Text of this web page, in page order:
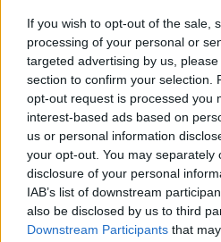
If you wish to opt-out of the sale,
processing of your personal or
targeted advertising by us,
section to confirm your selection.
opt-out request is processed you
interest-based ads based on
us or personal information
your opt-out. You may separately
disclosure of your personal
IAB’s list of downstream
also be disclosed by us to third
Downstream Participants that
M4 Sport, M4 Sport+: tarolás
ADATOK
AZ MTVA SAJTÓ
KÜLDÖTT KÖZLEMÉNYE:
M4 Sport +, ismét
Már […]